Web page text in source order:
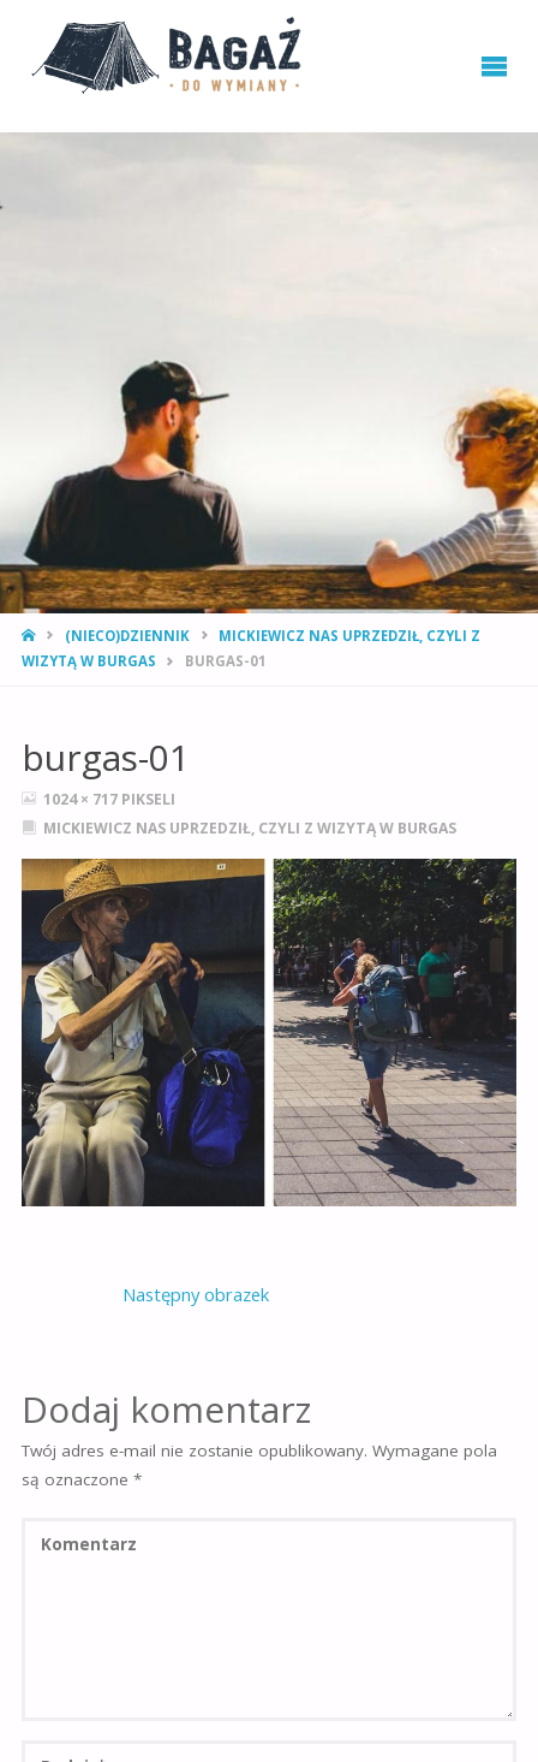
STRONA
GŁÓWNA
(NIECO)DZIENNIK
MICKIEWICZ NAS UPRZEDZIŁ, CZYLI Z
WIZYTĄ W BURGAS
BURGAS-01
burgas-01
PEŁNY
ROZMIAR
1024 × 717 PIKSELI
MICKIEWICZ NAS UPRZEDZIŁ, CZYLI Z WIZYTĄ W BURGAS
Następny obrazek
Dodaj komentarz
Twój adres e-mail nie zostanie opublikowany. Wymagane pola
są oznaczone *